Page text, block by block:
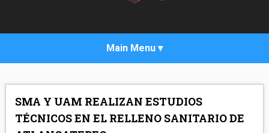
SMA Y UAM REALIZAN ESTUDIOS
TÉCNICOS EN EL RELLENO SANITARIO DE